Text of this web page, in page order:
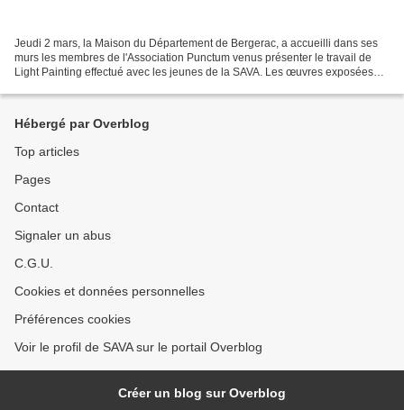
Jeudi 2 mars, la Maison du Département de Bergerac, a accueilli dans ses
murs les membres de l'Association Punctum venus présenter le travail de
Light Painting effectué avec les jeunes de la SAVA. Les œuvres exposées
Hébergé par Overblog
Top articles
Pages
Contact
Signaler un abus
C.G.U.
Cookies et données personnelles
Préférences cookies
Voir le profil de SAVA sur le portail Overblog
Créer un blog sur Overblog